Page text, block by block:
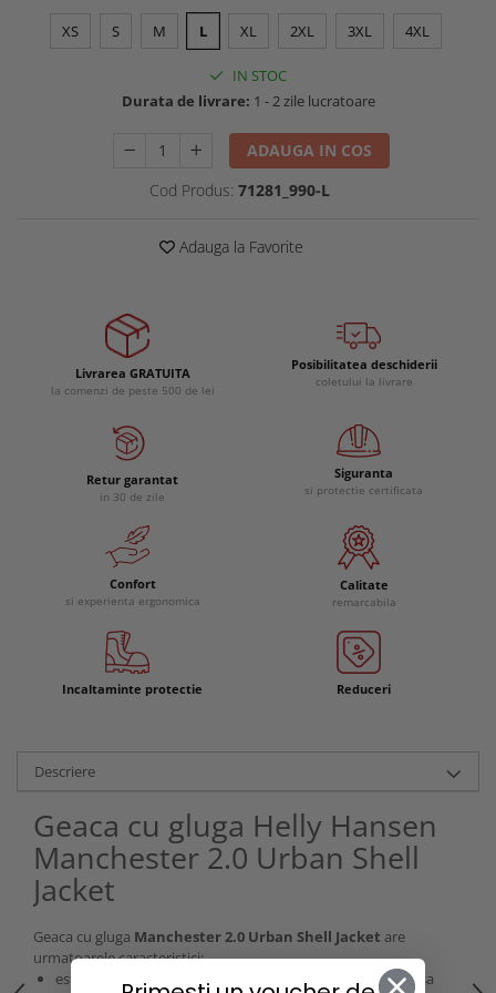
Echipamente specializate
Echipamente muncitori ferma
Echipamente veterinari
Echipamente trimeri ongloane
Menghine si prese
XS S M L XL 2XL 3XL 4XL
IN STOC
Durata de livrare: 1 - 2 zile lucratoare
ADAUGA IN COS
Cod Produs: 71281_990-L
Adauga la Favorite
Livrarea GRATUITA
la comenzi de peste 500 de lei
Posibilitatea deschiderii
coletului la livrare
Retur garantat
in 30 de zile
Siguranta
si protectie certificata
Confort
si experienta ergonomica
Calitate
remarcabila
Incaltaminte protectie Reduceri
Descriere
Geaca cu gluga Helly Hansen
Manchester 2.0 Urban Shell
Jacket
Geaca cu gluga Manchester 2.0 Urban Shell Jacket are
urmatoarele caracteristici:
este dotata cu protectie impermeabila, ce permite pielii sa